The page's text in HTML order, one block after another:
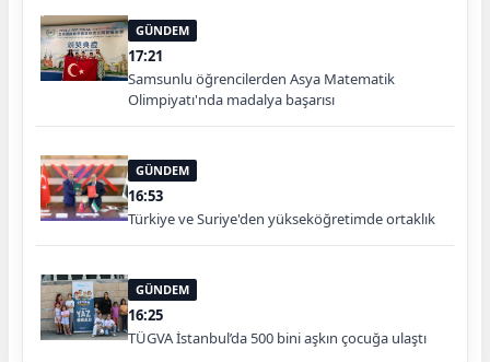
GÜNDEM
17:21
Samsunlu öğrencilerden Asya Matematik
Olimpiyatı'nda madalya başarısı
GÜNDEM
16:53
Türkiye ve Suriye'den yükseköğretimde ortaklık
GÜNDEM
16:25
TÜGVA İstanbul’da 500 bini aşkın çocuğa ulaştı